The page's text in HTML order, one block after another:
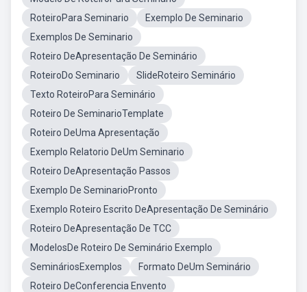
RoteiroPara Seminario
Exemplo De Seminario
Exemplos De Seminario
Roteiro DeApresentação De Seminário
RoteiroDo Seminario
SlideRoteiro Seminário
Texto RoteiroPara Seminário
Roteiro De SeminarioTemplate
Roteiro DeUma Apresentação
Exemplo Relatorio DeUm Seminario
Roteiro DeApresentação Passos
Exemplo De SeminarioPronto
Exemplo Roteiro Escrito DeApresentação De Seminário
Roteiro DeApresentação De TCC
ModelosDe Roteiro De Seminário Exemplo
SemináriosExemplos
Formato DeUm Seminário
Roteiro DeConferencia Envento